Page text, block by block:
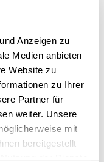
Anzeigen zu
Medien anbieten
Website zu
zu Ihrer
Partner für
weiter. Unsere
mit
bereitgestellt